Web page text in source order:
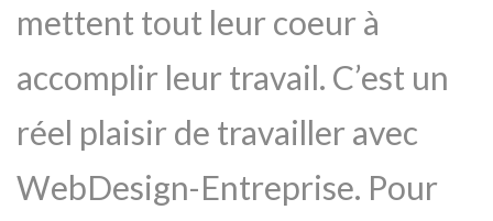
mettent tout leur coeur à
accomplir leur travail. C’est un
réel plaisir de travailler avec
WebDesign-Entreprise. Pour